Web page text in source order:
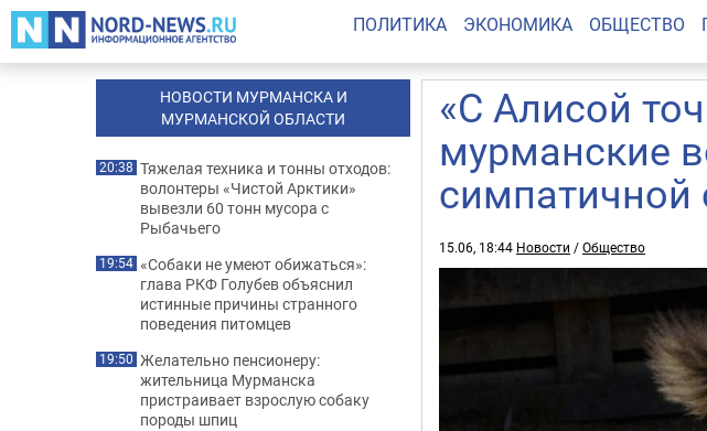
ПОЛИТИКА ЭКОНОМИКА ОБЩЕСТВО
«С Алисой
мурманские
симпатичной
15.06, 18:44 Новости /Общество
НОВОСТИ МУРМАНСКА И
МУРМАНСКОЙ ОБЛАСТИ
20:38 Тяжелая техника и тонны отходов:
волонтеры «Чистой Арктики»
вывезли 60 тонн мусора с
Рыбачьего
19:54 «Собаки не умеют обижаться»:
глава РКФ Голубев объяснил
истинные причины странного
поведения питомцев
19:50 Желательно пенсионеру:
жительница Мурманска
пристраивает взрослую собаку
породы шпиц